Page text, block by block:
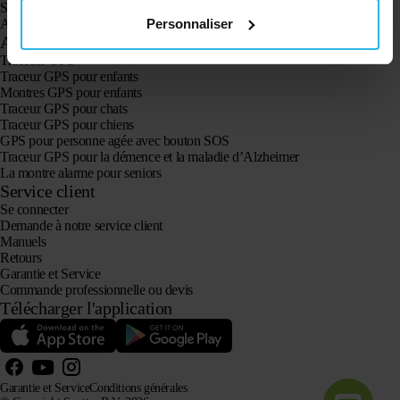
Personnaliser
Spotter CatX
Animal Spotter
Applications
Traceurs GPS
Traceur GPS pour enfants
Montres GPS pour enfants
Traceur GPS pour chats
Traceur GPS pour chiens
GPS pour personne agée avec bouton SOS
Traceur GPS pour la démence et la maladie d’Alzheimer
La montre alarme pour seniors
Service client
Se connecter
Demande à notre service client
Manuels
Retours
Garantie et Service
Commande professionnelle ou devis
Télécharger l'application
Garantie et ServiceConditions générales